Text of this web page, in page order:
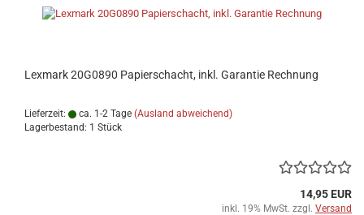
Lexmark 20G0890 Papierschacht, inkl. Garantie Rechnung
Lieferzeit: ca. 1-2 Tage (Ausland abweichend)
Lagerbestand: 1 Stück
14,95 EUR
inkl. 19% MwSt. zzgl. Versand